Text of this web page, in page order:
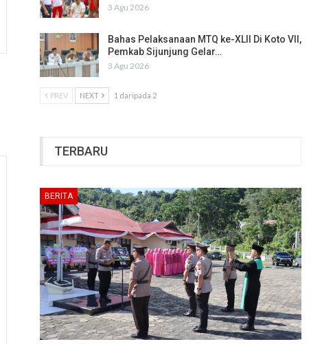
3 Agu 2026
Bahas Pelaksanaan MTQ ke-XLII Di Koto VII,
Pemkab Sijunjung Gelar…
3 Agu 2026
PREV NEXT 1 daripada 2
TERBARU
BERITA